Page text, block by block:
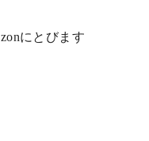
にとびます